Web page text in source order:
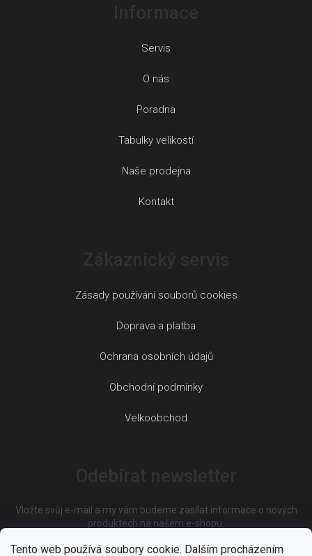
Tento web používá soubory cookie. Dalším procházením
Servis
O nás
Poradna
Tabulky velikostí
Naše prodejna
Kontakt
Zásady používání souborů cookies
Doprava a platba
Ochrana osobních údajů
Obchodní podmínky
Velkoobchod
Vložte svůj e-mail a my vám budeme zasílat informace o nových
produktech na našem e-shopu.